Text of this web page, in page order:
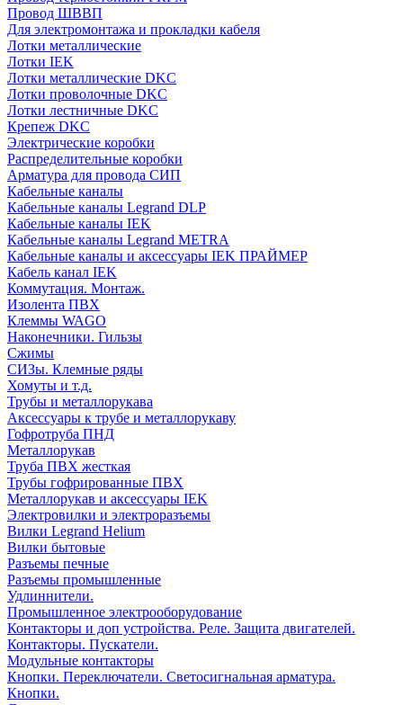
Провод ШВВП
Для электромонтажа и прокладки кабеля
Лотки металлические
Лотки IEK
Лотки металлические DKC
Лотки проволочные DKC
Лотки лестничные DKC
Крепеж DKC
Электрические коробки
Распределительные коробки
Арматура для провода СИП
Кабельные каналы
Кабельные каналы Legrand DLP
Кабельные каналы IEK
Кабельные каналы Legrand METRA
Кабельные каналы и аксессуары IEK ПРАЙМЕР
Кабель канал IEK
Коммутация. Монтаж.
Изолента ПВХ
Клеммы WAGO
Наконечники. Гильзы
Сжимы
СИЗы. Клемные ряды
Хомуты и т.д.
Трубы и металлорукава
Аксессуары к трубе и металлорукаву
Гофротруба ПНД
Металлорукав
Труба ПВХ жесткая
Трубы гофрированные ПВХ
Металлорукав и аксессуары IEK
Электровилки и электроразъемы
Вилки Legrand Helium
Вилки бытовые
Разъемы печные
Разъемы промышленные
Удлиннители.
Промышленное электрооборудование
Контакторы и доп устройства. Реле. Защита двигателей.
Контакторы. Пускатели.
Модульные контакторы
Кнопки. Переключатели. Светосигнальная арматура.
Кнопки.